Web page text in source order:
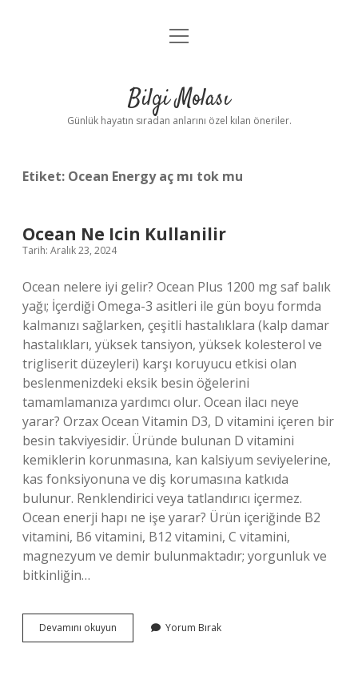
Anasayfa
Yasal Uyarı
menüyü
Bilgi Molası
Günlük hayatın sıradan anlarını özel kılan öneriler.
Etiket: Ocean Energy aç mı tok mu
Ocean Ne Icin Kullanilir
Tarih: Aralık 23, 2024
Ocean nelere iyi gelir? Ocean Plus 1200 mg saf balık
yağı; İçerdiği Omega-3 asitleri ile gün boyu formda
kalmanızı sağlarken, çeşitli hastalıklara (kalp damar
hastalıkları, yüksek tansiyon, yüksek kolesterol ve
trigliserit düzeyleri) karşı koruyucu etkisi olan
beslenmenizdeki eksik besin öğelerini
tamamlamanıza yardımcı olur. Ocean ilacı neye
yarar? Orzax Ocean Vitamin D3, D vitamini içeren bir
besin takviyesidir. Üründe bulunan D vitamini
kemiklerin korunmasına, kan kalsiyum seviyelerine,
kas fonksiyonuna ve diş korumasına katkıda
bulunur. Renklendirici veya tatlandırıcı içermez.
Ocean enerji hapı ne işe yarar? Ürün içeriğinde B2
vitamini, B6 vitamini, B12 vitamini, C vitamini,
magnezyum ve demir bulunmaktadır; yorgunluk ve
bitkinliğin…
Devamını okuyun
Ne
Yorum Bırak